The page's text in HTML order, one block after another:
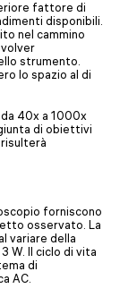
fattore di
disponibili.
nel cammino
strumento.
lo spazio al di
40x a 1000x
di obiettivi
forniscono
osservato. La
variare della
W. Il ciclo di vita
di
AC.